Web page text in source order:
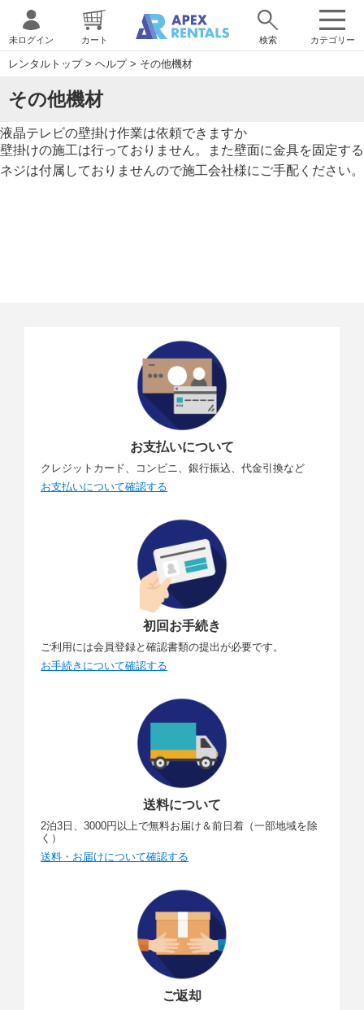
カテゴリー
未ログイン カート 検索
レンタルトップ> ヘルプ> その他機材
その他機材
液晶テレビの壁掛け作業は依頼できますか
壁掛けの施工は行っておりません。また壁面に金具を固定する
ネジは付属しておりませんので施工会社様にご手配ください。
お支払いについて
クレジットカード、コンビニ、銀行振込、代金引換など
お支払いについて確認する
初回お手続き
ご利用には会員登録と確認書類の提出が必要です。
お手続きについて確認する
送料について
2泊3日、3000円以上で無料お届け＆前日着（一部地域を除
く）
送料・お届けについて確認する
ご返却